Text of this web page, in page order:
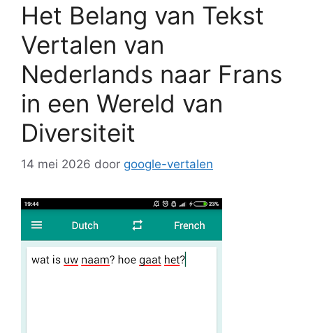
Het Belang van Tekst
Vertalen van
Nederlands naar Frans
in een Wereld van
Diversiteit
14 mei 2026 door google-vertalen